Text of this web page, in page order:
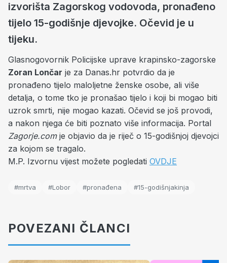
izvorišta Zagorskog vodovoda, pronađeno
tijelo 15-godišnje djevojke. Očevid je u
tijeku.
Glasnogovornik Policijske uprave krapinsko-zagorske
Zoran Lončar je za Danas.hr potvrdio da je
pronađeno tijelo maloljetne ženske osobe, ali više
detalja, o tome tko je pronašao tijelo i koji bi mogao biti
uzrok smrti, nije mogao kazati. Očevid se još provodi,
a nakon njega će biti poznato više informacija. Portal
Zagorje.comje objavio da je riječ o 15-godišnjoj djevojci
za kojom se tragalo.
M.P. Izvornu vijest možete pogledati OVDJE
#mrtva #Lobor #pronađena #15-godišnjakinja
POVEZANI ČLANCI